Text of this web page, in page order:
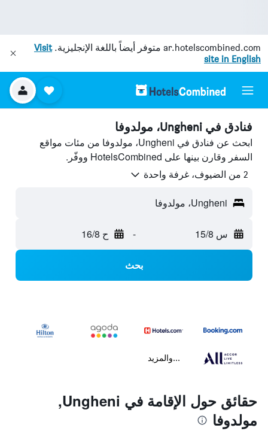
ar.hotelscombined.com متوفر أيضاً باللغة الإنجليزية.Visit
site in English
فنادق في Ungheni، مولدوفا
ابحث عن فنادق في Ungheni، مولدوفا من مئات مواقع
السفر وقارن بينها على HotelsCombined ووفّر.
2 من الضيوف، غرفة واحدة
Ungheni، مولدوفا
س 15/8 - ح 16/8
بحث
...والمزيد
حقائق حول الإقامة في Ungheni,
مولدوفا